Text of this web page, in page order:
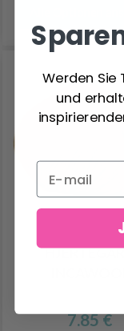
7.85 €
Werden Sie
und